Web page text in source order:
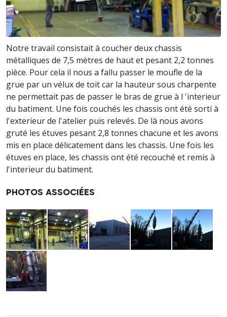
Notre travail consistait à coucher deux chassis
métalliques de 7,5 mètres de haut et pesant 2,2 tonnes
pièce. Pour cela il nous a fallu passer le moufle de la
grue par un vélux de toit car la hauteur sous charpente
ne permettait pas de passer le bras de grue à l 'interieur
du batiment. Une fois couchés les chassis ont été sorti à
l'exterieur de l'atelier puis relevés. De là nous avons
gruté les étuves pesant 2,8 tonnes chacune et les avons
mis en place délicatement dans les chassis. Une fois les
étuves en place, les chassis ont été recouché et remis à
l'interieur du batiment.
PHOTOS ASSOCIÉES